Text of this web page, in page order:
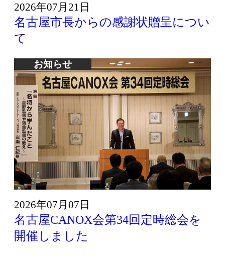
2026年07月21日
名古屋市長からの感謝状贈呈につい
て
お知らせ
2026年07月07日
名古屋CANOX会第34回定時総会を
開催しました